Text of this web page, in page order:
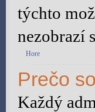
týchto
nezobrazí
Hore
Prečo
Každý